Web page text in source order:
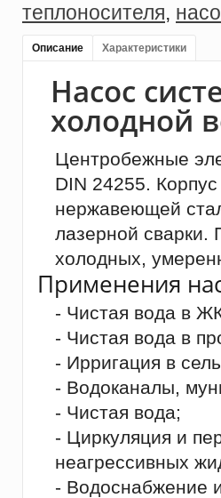
теплоносителя,
Описание Характеристики
Насос
холодной
Центробежные
DIN 24255.
нержавеющей
лазерной сварки.
холодных,
Применения
- Чистая вода в
- Чистая вода в
- Ирригация в
- Водоканалы,
- Чистая вода;
- Циркуляция и
неагрессивных
- Водоснабжение